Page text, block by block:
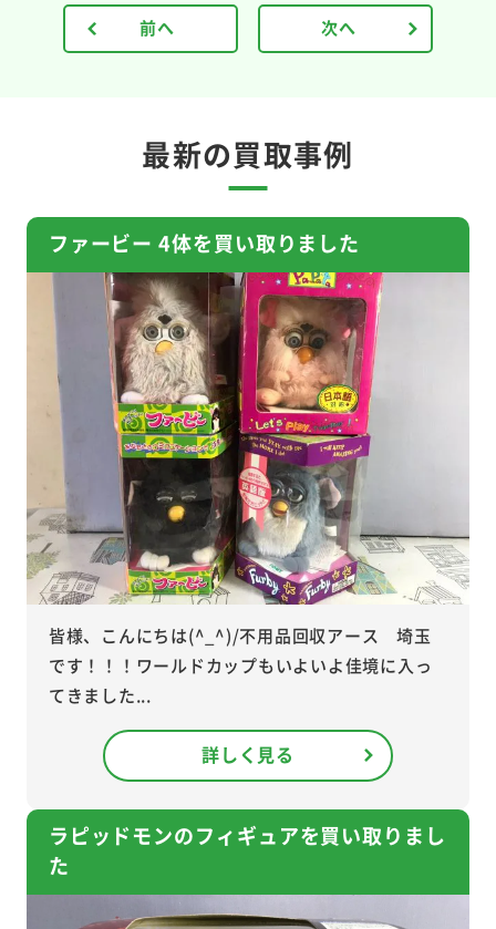
前へ 次へ
最新の買取事例
ファービー 4体を買い取りました
皆様、こんにちは(^_^)/不用品回収アース 埼玉
です！！！ワールドカップもいよいよ佳境に入っ
てきました...
詳しく見る
ラピッドモンのフィギュアを買い取りまし
た